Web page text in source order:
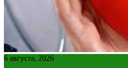
6 августа, 2026